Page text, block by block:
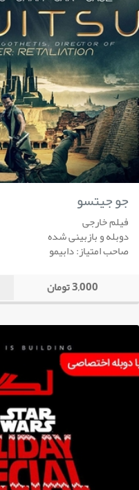
جو جیتسو
فیلم خارجی
دوبله و بازبینی شده
صاحب امتیاز: دابیمو
3,000 تومان